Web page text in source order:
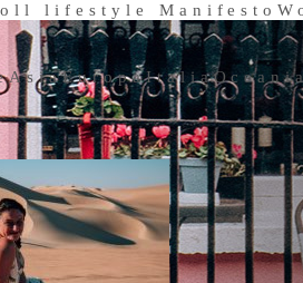
lifestyle Manifesto
AsiaEuropaItalia